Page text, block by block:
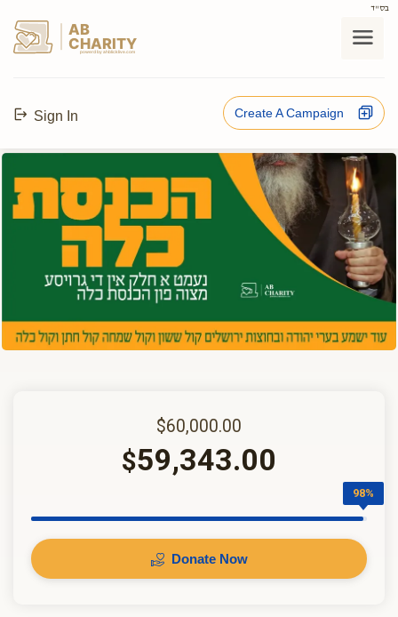
בס"ד
AB
CHARITY
powerd by ahblicklive.com
Sign In Create A Campaign
$60,000.00
$59,343.00
98%
Donate Now